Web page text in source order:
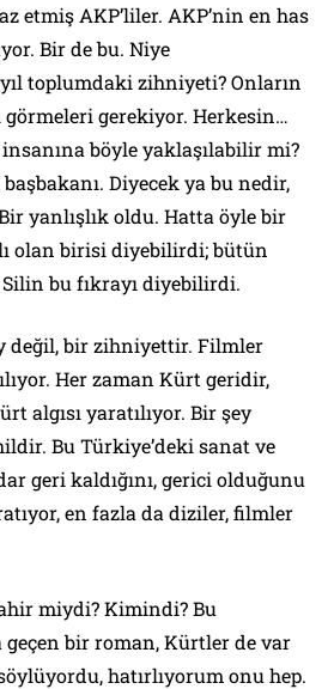
etmiş AKP’liler. AKP’nin en has
Bir de bu. Niye
toplumdaki zihniyeti? Onların
gerekiyor. Herkesin…
böyle yaklaşılabilir mi?
Diyecek ya bu nedir,
yanlışlık oldu. Hatta öyle bir
olan birisi diyebilirdi; bütün
bu fıkrayı diyebilirdi.
değil, bir zihniyettir. Filmler
Her zaman Kürt geridir,
algısı yaratılıyor. Bir şey
Bu Türkiye’deki sanat ve
geri kaldığını, gerici olduğunu
en fazla da diziler, filmler
miydi? Kimindi? Bu
geçen bir roman, Kürtler de var
hatırlıyorum onu hep.